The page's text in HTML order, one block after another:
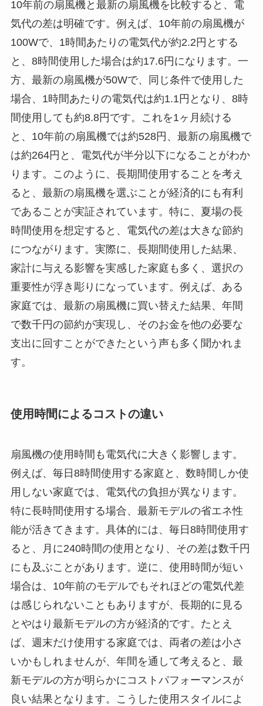
10年前の扇風機と最新の扇風機を比較すると、電
気代の差は明確です。例えば、10年前の扇風機が
100Wで、1時間あたりの電気代が約2.2円とする
と、8時間使用した場合は約17.6円になります。一
方、最新の扇風機が50Wで、同じ条件で使用した
場合、1時間あたりの電気代は約1.1円となり、8時
間使用しても約8.8円です。これを1ヶ月続ける
と、10年前の扇風機では約528円、最新の扇風機で
は約264円と、電気代が半分以下になることがわか
ります。このように、長期間使用することを考え
ると、最新の扇風機を選ぶことが経済的にも有利
であることが実証されています。特に、夏場の長
時間使用を想定すると、電気代の差は大きな節約
につながります。実際に、長期間使用した結果、
家計に与える影響を実感した家庭も多く、選択の
重要性が浮き彫りになっています。例えば、ある
家庭では、最新の扇風機に買い替えた結果、年間
で数千円の節約が実現し、そのお金を他の必要な
支出に回すことができたという声も多く聞かれま
す。
使用時間によるコストの違い
扇風機の使用時間も電気代に大きく影響します。
例えば、毎日8時間使用する家庭と、数時間しか使
用しない家庭では、電気代の負担が異なります。
特に長時間使用する場合、最新モデルの省エネ性
能が活きてきます。具体的には、毎日8時間使用す
ると、月に240時間の使用となり、その差は数千円
にも及ぶことがあります。逆に、使用時間が短い
場合は、10年前のモデルでもそれほどの電気代差
は感じられないこともありますが、長期的に見る
とやはり最新モデルの方が経済的です。たとえ
ば、週末だけ使用する家庭では、両者の差は小さ
いかもしれませんが、年間を通して考えると、最
新モデルの方が明らかにコストパフォーマンスが
良い結果となります。こうした使用スタイルによ